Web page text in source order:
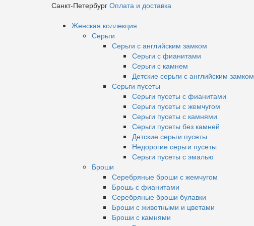
Санкт-Петербург Оплата и доставка
Женская коллекция
Серьги
Серьги с английским замком
Серьги с фианитами
Серьги с камнем
Детские серьги с английским замком
Серьги пусеты
Серьги пусеты с фианитами
Серьги пусеты с жемчугом
Серьги пусеты с камнями
Серьги пусеты без камней
Детские серьги пусеты
Недорогие серьги пусеты
Серьги пусеты с эмалью
Броши
Серебряные броши с жемчугом
Брошь с фианитами
Серебряные броши булавки
Броши с животными и цветами
Броши с камнями